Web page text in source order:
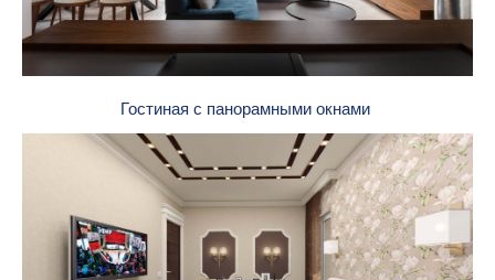
Гостиная с панорамными окнами